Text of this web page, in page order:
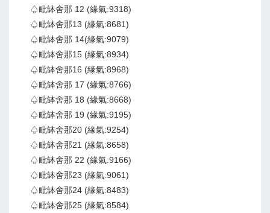
♤毗缽舍那 12 (緣氣:9318)
♤毗缽舍那13 (緣氣:8681)
♤毗缽舍那 14(緣氣:9079)
♤毗缽舍那15 (緣氣:8934)
♤毗缽舍那16 (緣氣:8968)
♤毗缽舍那 17 (緣氣:8766)
♤毗缽舍那 18 (緣氣:8668)
♤毗缽舍那 19 (緣氣:9195)
♤毗缽舍那20 (緣氣:9254)
♤毗缽舍那21 (緣氣:8658)
♤毗缽舍那 22 (緣氣:9166)
♤毗缽舍那23 (緣氣:9061)
♤毗缽舍那24 (緣氣:8483)
♤毗缽舍那25 (緣氣:8584)